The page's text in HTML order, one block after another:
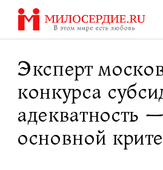
Перейти
содержанию
Эксперт
конкурса
адекватность —
основной